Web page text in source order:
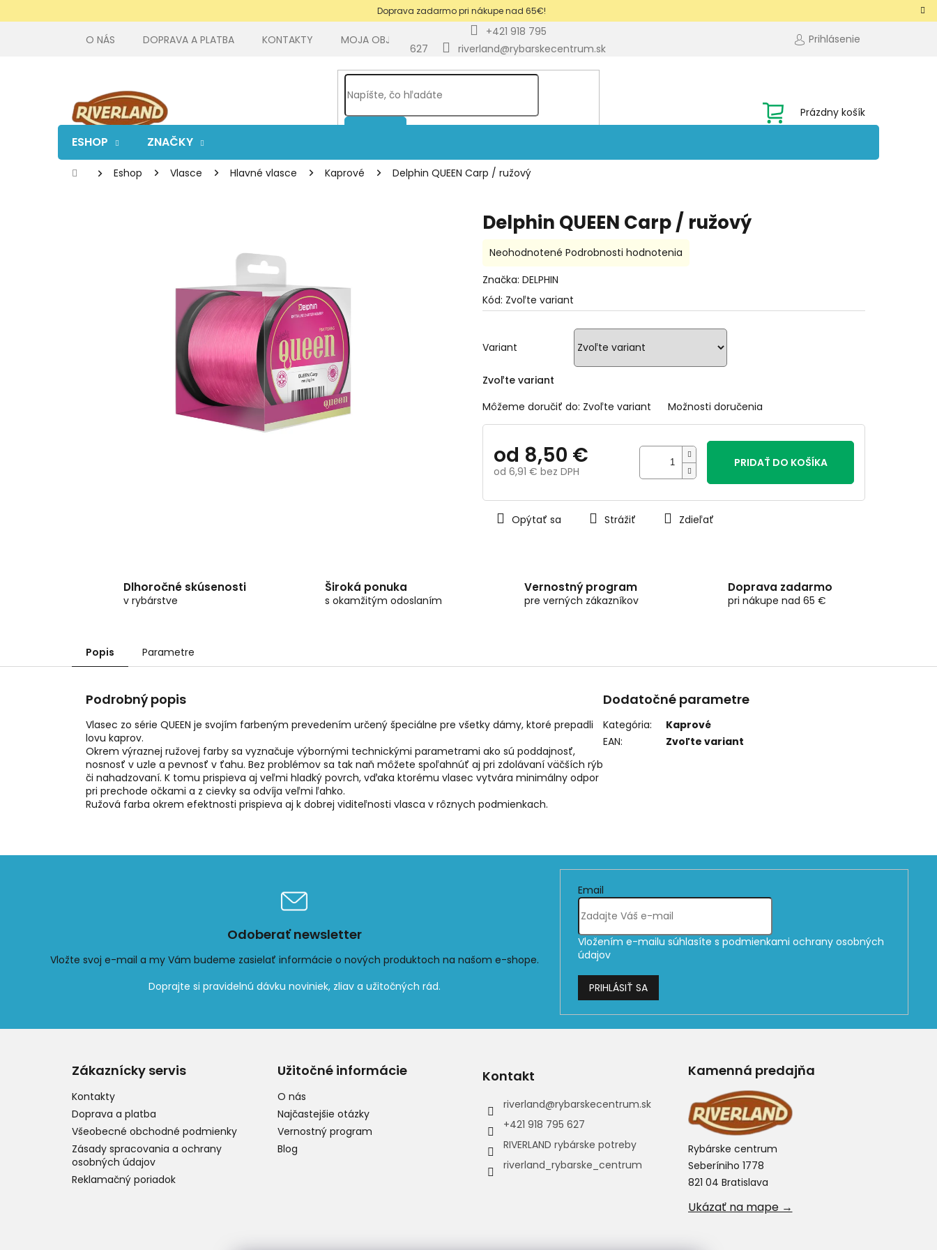
na
Doprava zadarmo pri nákupe nad 65€!
+421 918 795
627
riverland@rybarskecentrum.sk
O NÁS DOPRAVA A PLATBA KONTAKTY MOJA OBJEDNÁVKA BLOG Prihlásenie
NÁKUPNÝ
KOŠÍK
Prázdny košík
ESHOP ZNAČKY
DomovEshop Vlasce Hlavné vlasce Kaprové Delphin QUEEN Carp / ružový
Delphin QUEEN Carp / ružový
Kód: Zvoľte variant
Variant
Zvoľte variant
Môžeme doručiť do: Zvoľte variant Možnosti doručenia
od 8,50 €
od 6,91 € bez DPH
cena:
PRIDAŤ DO KOŠÍKA
Opýtať sa Strážiť Zdieľať
Priemerné
produktu
0,0
hviezdičiek.
Neohodnotené Podrobnosti hodnotenia
Značka: DELPHIN
Dlhoročné skúsenosti
v rybárstve
Široká ponuka
s okamžitým odoslaním
Vernostný program
pre verných zákazníkov
Doprava zadarmo
pri nákupe nad 65 €
Popis Parametre
Podrobný popis
Vlasec zo série QUEEN je svojím farbeným prevedením určený špeciálne pre všetky dámy, ktoré prepadli
lovu kaprov.
Okrem výraznej ružovej farby sa vyznačuje výbornými technickými parametrami ako sú poddajnosť,
nosnosť v uzle a pevnosť v ťahu. Bez problémov sa tak naň môžete spoľahnúť aj pri zdolávaní väčších rýb
či nahadzovaní. K tomu prispieva aj veľmi hladký povrch, vďaka ktorému vlasec vytvára minimálny odpor
pri prechode očkami a z cievky sa odvíja veľmi ľahko.
Ružová farba okrem efektnosti prispieva aj k dobrej viditeľnosti vlasca v rôznych podmienkach.
Dodatočné parametre
Kategória:
Kaprové
EAN: Zvoľte variant
Odoberať newsletter
Vložte svoj e-mail a my Vám budeme zasielať informácie o nových produktoch na našom e-shope.
Email
Vložením e-mailu súhlasíte s podmienkami ochrany osobných
údajov
PRIHLÁSIŤ SA
Z
Zákaznícky servis
Kontakty
Doprava a platba
Všeobecné obchodné podmienky
Zásady spracovania a ochrany
osobných údajov
Reklamačný poriadok
Užitočné informácie
O nás
Najčastejšie otázky
Vernostný program
Blog
Kontakt
riverland@rybarskecentrum.sk
+421 918 795 627
RIVERLAND rybárske potreby
riverland_rybarske_centrum
Kamenná predajňa
Rybárske centrum
Seberíniho 1778
821 04 Bratislava
Ukázať na mape →